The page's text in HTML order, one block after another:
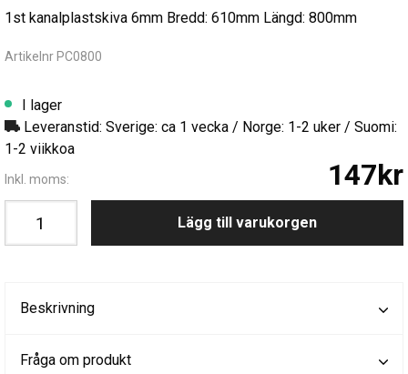
1st kanalplastskiva 6mm Bredd: 610mm Längd: 800mm
Artikelnr PC0800
I lager
Leveranstid: Sverige: ca 1 vecka / Norge: 1-2 uker / Suomi:
1-2 viikkoa
Inkl. moms: 147kr
Lägg till varukorgen
Beskrivning
Fråga om produkt